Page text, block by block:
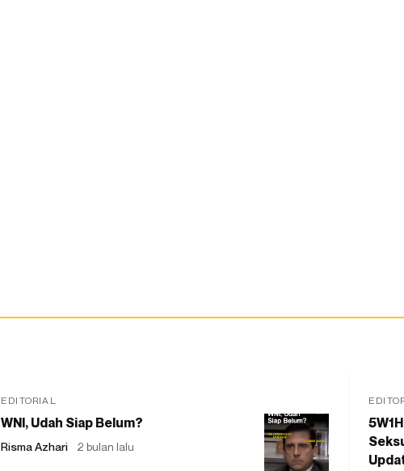
EDITORIAL
WNI, Udah Siap Belum?
Risma Azhari 2 bulan lalu